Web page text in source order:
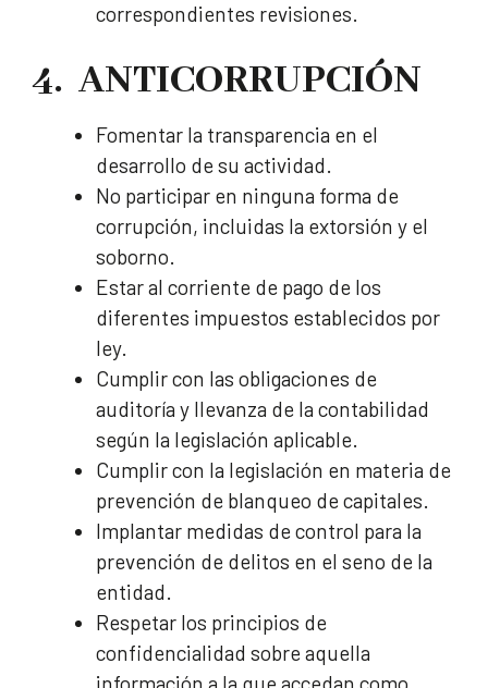
correspondientes revisiones.
4. ANTICORRUPCIÓN
Fomentar la transparencia en el
desarrollo de su actividad.
No participar en ninguna forma de
corrupción, incluidas la extorsión y el
soborno.
Estar al corriente de pago de los
diferentes impuestos establecidos por
ley.
Cumplir con las obligaciones de
auditoría y llevanza de la contabilidad
según la legislación aplicable.
Cumplir con la legislación en materia de
prevención de blanqueo de capitales.
Implantar medidas de control para la
prevención de delitos en el seno de la
entidad.
Respetar los principios de
confidencialidad sobre aquella